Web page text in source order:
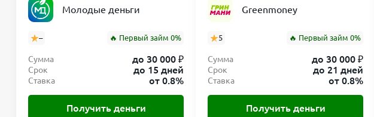
можно скорее: просрочка влечёт увеличение суммы долга за счёт
Если вы не можете вернуть деньги вовремя, воспользуйтесь пролонгацией
автоматически продлит срок возврата на согласованное число дней, но
начисления дополнительных процентов. Ещё один вариант — частично
и договориться с поддержкой об отсрочке.
Молодые деньги
– 🔥 Первый займ 0%
Сумма до 30 000 ₽
Срок до 15 дней
Ставка от 0.8%
Получить деньги
Greenmoney
5 🔥 Первый займ 0%
Сумма до 30 000 ₽
Срок до 21 дней
Ставка от 0.8%
Получить деньги